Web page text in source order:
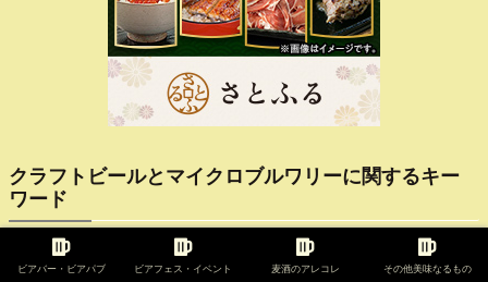
クラフトビールとマイクロブルワリーに関するキー
ワード
クラフトビール ひとり飲み
ビアバー・ビアパブ ビアフェス・イベント 麦酒のアレコレ その他美味なるもの